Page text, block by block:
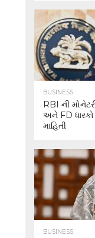
BUSINESS
RBI ની
અને FD
માહિતી
BUSINESS